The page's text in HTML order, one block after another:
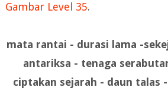
Gambar Level 35.
mata rantai - durasi lama -
antariksa - tenaga
ciptakan sejarah - daun talas